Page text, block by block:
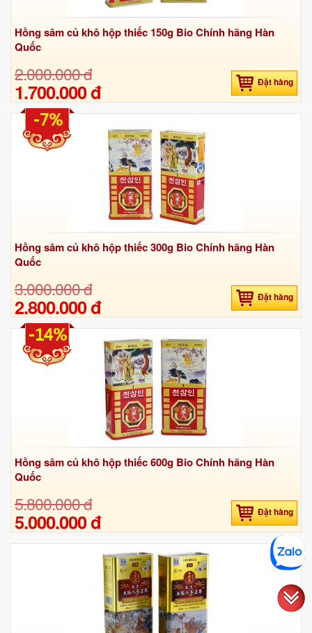
Hồng sâm củ khô hộp thiếc 150g Bio Chính hãng Hàn
Quốc
2.000.000 đ
1.700.000 đ Đặt hàng
Hồng sâm củ khô hộp thiếc 300g Bio Chính hãng Hàn
Quốc
3.000.000 đ
2.800.000 đ Đặt hàng
-7%
Hồng sâm củ khô hộp thiếc 600g Bio Chính hãng Hàn
Quốc
5.800.000 đ
5.000.000 đ Đặt hàng
-14%